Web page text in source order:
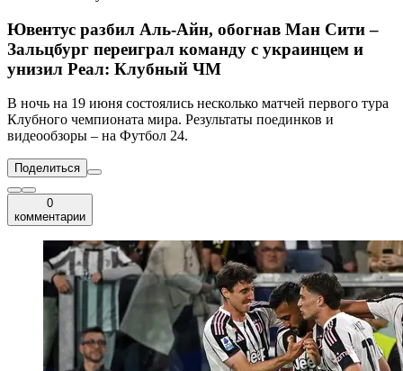
Ювентус разбил Аль-Айн, обогнав Ман Сити –
Зальцбург переиграл команду с украинцем и
унизил Реал: Клубный ЧМ
В ночь на 19 июня состоялись несколько матчей первого тура
Клубного чемпионата мира. Результаты поединков и
видеообзоры – на Футбол 24.
Поделиться
0
комментарии